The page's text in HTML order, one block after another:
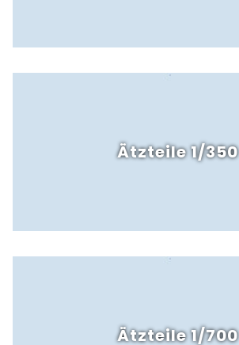
Ätzteile 1/350
Ätzteile 1/700